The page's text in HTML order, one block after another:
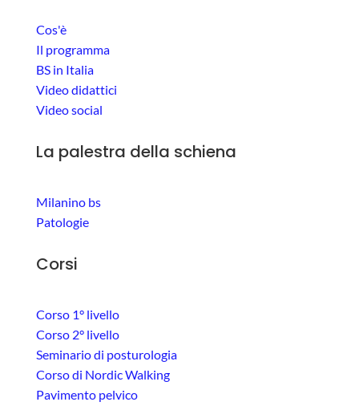
Cos'è
Il programma
BS in Italia
Video didattici
Video social
La palestra della schiena
Milanino bs
Patologie
Corsi
Corso 1° livello
Corso 2° livello
Seminario di posturologia
Corso di Nordic Walking
Pavimento pelvico